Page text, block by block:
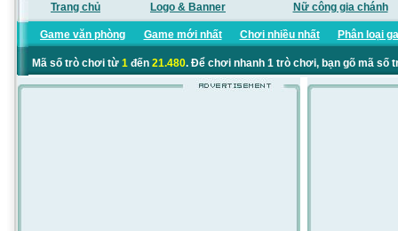
Trang chủ Logo & Banner Nữ công gia chánh
Game văn phòng Game mới nhất Chơi nhiều nhất Phân loại
Mã số trò chơi từ 1đến 21.480. Để chơi nhanh 1 trò chơi, bạn gõ mã số